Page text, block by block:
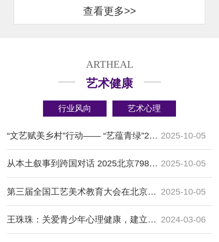
查看更多>>
ARTHEAL
艺术健康
行业风向 艺术心理
“文艺赋美乡村”行动—— “艺蕴青绿”2025北京南山艺术季启幕 2025-10-05
从本土叙事到跨国对话 2025北京798艺术节开幕 2025-10-05
第三届全国工艺美术教育大会在北京开幕 2025-10-05
王珠珠：关爱青少年心理健康，建立艺术疗愈中心 2024-03-06